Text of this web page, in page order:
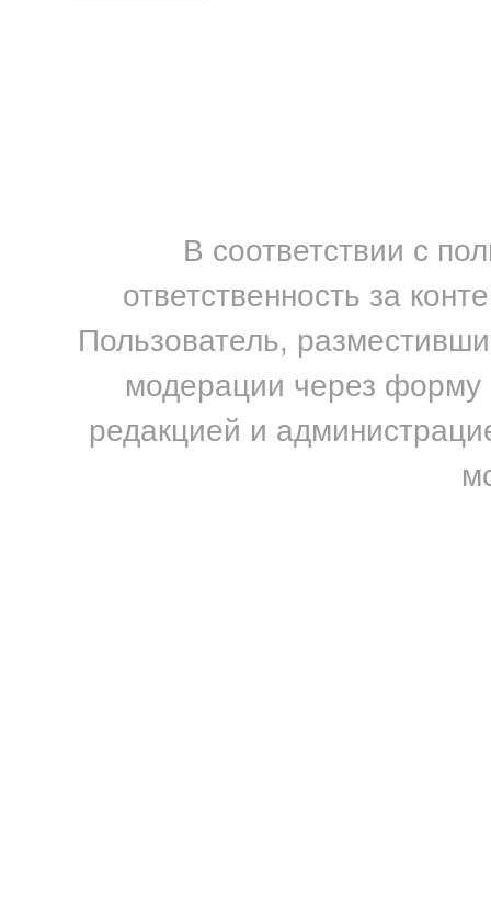
В соответствии с
ответственность за
Пользователь,
модерации через форму
редакцией и